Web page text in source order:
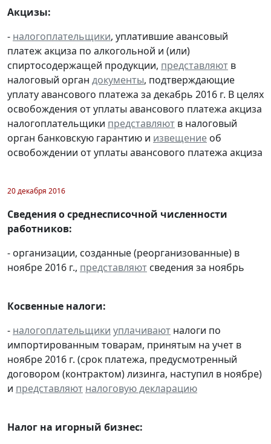
Акцизы:
- налогоплательщики, уплатившие авансовый
платеж акциза по алкогольной и (или)
спиртосодержащей продукции, представляют в
налоговый орган документы, подтверждающие
уплату авансового платежа за декабрь 2016 г. В целях
освобождения от уплаты авансового платежа акциза
налогоплательщики представляют в налоговый
орган банковскую гарантию и извещение об
освобождении от уплаты авансового платежа акциза
20 декабря 2016
Сведения о среднесписочной численности
работников:
- организации, созданные (реорганизованные) в
ноябре 2016 г., представляют сведения за ноябрь
Косвенные налоги:
- налогоплательщики уплачивают налоги по
импортированным товарам, принятым на учет в
ноябре 2016 г. (срок платежа, предусмотренный
договором (контрактом) лизинга, наступил в ноябре)
и представляют налоговую декларацию
Налог на игорный бизнес: